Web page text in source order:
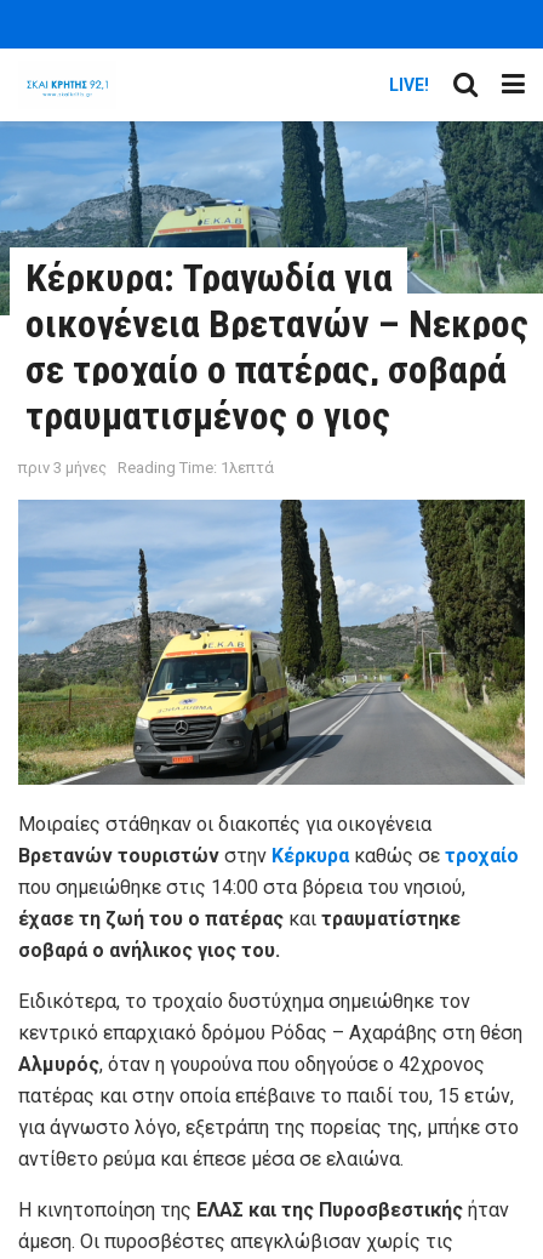
LIVE!
Κέρκυρα: Τραγωδία για
οικογένεια Βρετανών – Νεκρος
σε τροχαίο ο πατέρας, σοβαρά
τραυματισμένος ο γιος
πριν 3 μήνες Reading Time: 1λεπτά
Μοιραίες στάθηκαν οι διακοπές για οικογένεια
Βρετανών τουριστών στην Κέρκυρα καθώς σε τροχαίο
που σημειώθηκε στις 14:00 στα βόρεια του νησιού,
έχασε τη ζωή του ο πατέρας και τραυματίστηκε
σοβαρά ο ανήλικος γιος του.
Ειδικότερα, το τροχαίο δυστύχημα σημειώθηκε τον
κεντρικό επαρχιακό δρόμου Ρόδας – Αχαράβης στη θέση
Αλμυρός, όταν η γουρούνα που οδηγούσε ο 42χρονος
πατέρας και στην οποία επέβαινε το παιδί του, 15 ετών,
για άγνωστο λόγο, εξετράπη της πορείας της, μπήκε στο
αντίθετο ρεύμα και έπεσε μέσα σε ελαιώνα.
Η κινητοποίηση της ΕΛΑΣ και της Πυροσβεστικής ήταν
άμεση. Οι πυροσβέστες απεγκλώβισαν χωρίς τις